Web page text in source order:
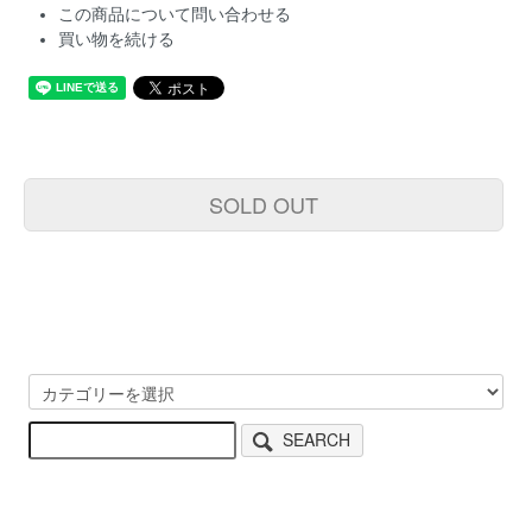
この商品について問い合わせる
買い物を続ける
SOLD OUT
SEARCH